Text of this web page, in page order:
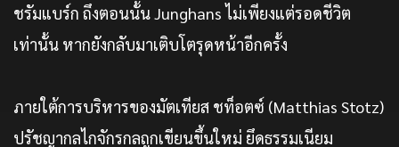
ชรัมแบร์ก ถึงตอนนั้น Junghans ไม่เพียงแต่รอดชีวิต
เท่านั้น หากยังกลับมาเติบโตรุดหน้าอีกครั้ง
ภายใต้การบริหารของมัตเทียส ชท็อตซ์ (Matthias Stotz)
ปรัชญากลไกจักรกลถูกเขียนขึ้นใหม่ ยึดธรรมเนียม